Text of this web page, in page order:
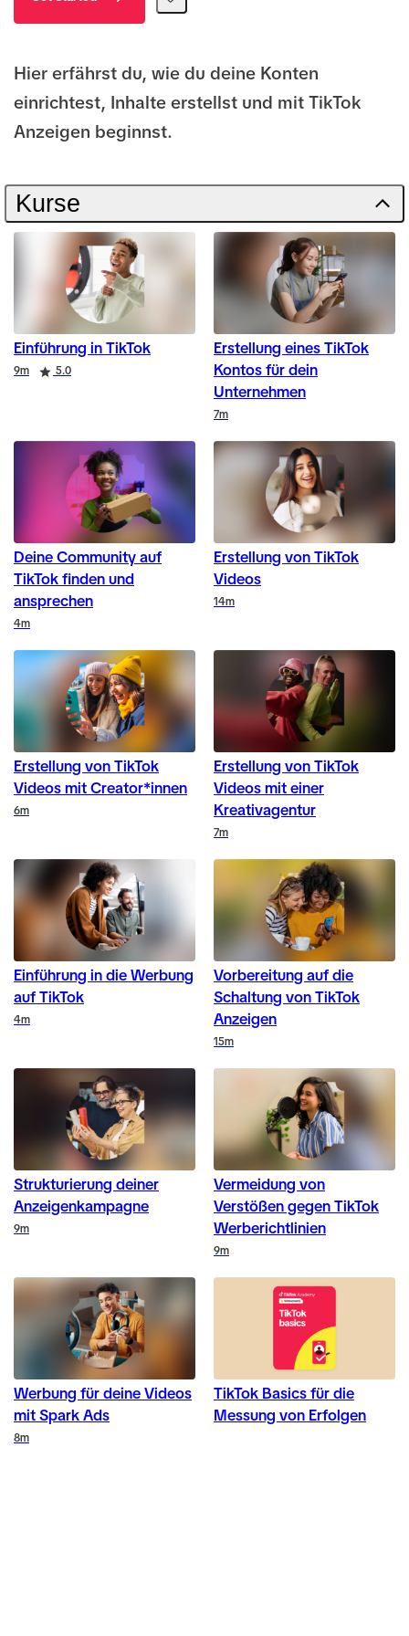
Hier erfährst du, wie du deine Konten
einrichtest, Inhalte erstellst und mit TikTok
Anzeigen beginnst.
Kurse
Einführung in TikTok
Duration
9m
Rating 5.0
Erstellung eines TikTok
Kontos für dein
Unternehmen
7m
Deine Community auf
TikTok finden und
ansprechen
Duration
4m
Erstellung von TikTok
Videos
Duration 14m
Erstellung von TikTok
Videos mit Creator*innen
Duration
6m
Erstellung von TikTok
Videos mit einer
Kreativagentur
7m
Einführung in die Werbung
auf TikTok
Duration
4m
Vorbereitung auf die
Schaltung von TikTok
Anzeigen
15m
Strukturierung deiner
Anzeigenkampagne
Duration
9m
Vermeidung von
Verstößen gegen TikTok
Werberichtlinien
9m
Werbung für deine Videos
mit Spark Ads
Duration
8m
TikTok Basics für die
Messung von Erfolgen